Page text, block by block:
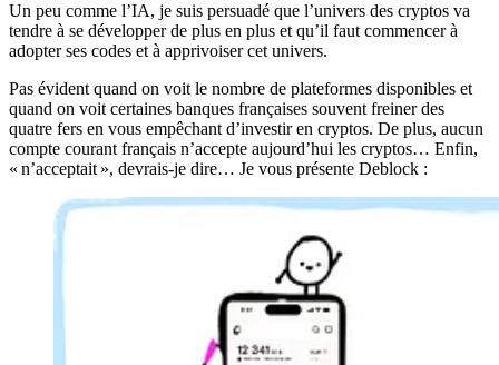
Un peu comme l’IA, je suis persuadé que l’univers des cryptos va
tendre à se développer de plus en plus et qu’il faut commencer à
adopter ses codes et à apprivoiser cet univers.
Pas évident quand on voit le nombre de plateformes disponibles et
quand on voit certaines banques françaises souvent freiner des
quatre fers en vous empêchant d’investir en cryptos. De plus, aucun
compte courant français n’accepte aujourd’hui les cryptos… Enfin,
« n’acceptait », devrais-je dire… Je vous présente Deblock :